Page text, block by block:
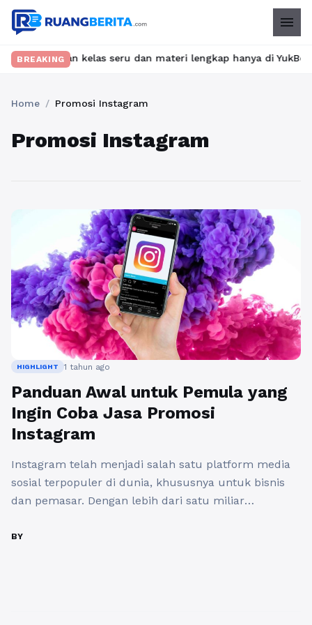
menu
BREAKING
kelas seru dan materi lengkap hanya di
Home / Promosi Instagram
Promosi Instagram
HIGHLIGHT 1 tahun ago
Panduan Awal untuk Pemula yang
Ingin Coba Jasa Promosi
Instagram
Instagram telah menjadi salah satu platform media
sosial terpopuler di dunia, khususnya untuk bisnis
dan pemasar. Dengan lebih dari satu miliar
yang lebih luas sangat besar. Jika Anda pemula yang
BY